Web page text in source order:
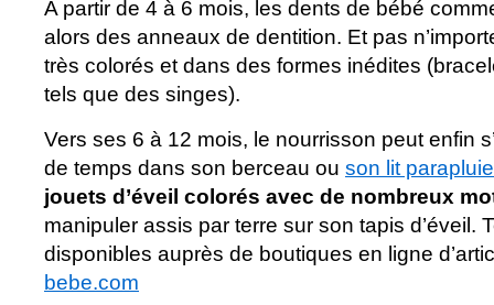
A partir de 4 à 6 mois, les dents de bébé
alors des anneaux de dentition. Et pas
très colorés et dans des formes inédites
tels que des singes).
Vers ses 6 à 12 mois, le nourrisson peut enfin
de temps dans son berceau ou son lit parapluie
jouets d’éveil colorés avec de nombreux
manipuler assis par terre sur son tapis d’éveil.
disponibles auprès de boutiques en ligne
bebe.com